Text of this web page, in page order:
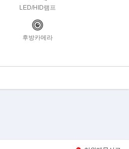
LED/HID램프
후방카메라